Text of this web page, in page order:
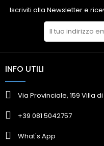
Iscriviti alla Newsletter e
INFO UTILI
Via Provinciale, 159 Villa
+39 081 5042757
What's App